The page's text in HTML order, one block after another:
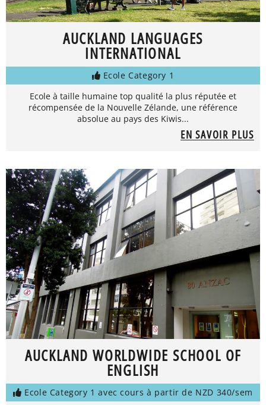
AUCKLAND LANGUAGES
INTERNATIONAL
Ecole Category 1
Ecole à taille humaine top qualité la plus réputée et
récompensée de la Nouvelle Zélande, une référence
absolue au pays des Kiwis...
EN SAVOIR PLUS
AUCKLAND WORLDWIDE SCHOOL OF
ENGLISH
Ecole Category 1 avec cours à partir de NZD 340/sem